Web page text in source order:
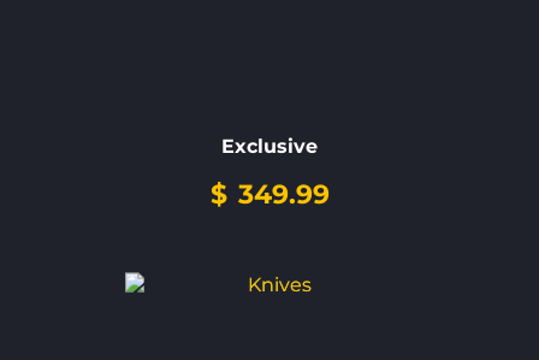
Exclusive
$ 349.99